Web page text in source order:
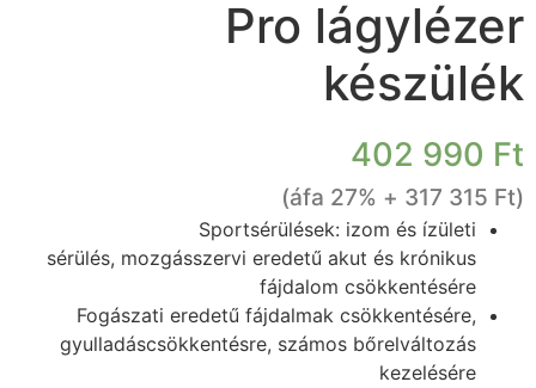
Pro lágylézer
készülék
402 990 Ft
(
317 315 Ft
+ 27% áfa)
Sportsérülések: izom és ízületi
sérülés, mozgásszervi eredetű akut és krónikus
fájdalom csökkentésére
Fogászati eredetű fájdalmak csökkentésére,
gyulladáscsökkentésre, számos bőrelváltozás
kezelésére